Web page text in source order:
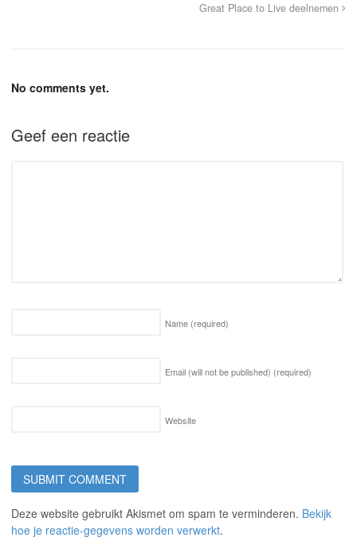
Great Place to Live deelnemen
No comments yet.
Geef een reactie
Name (required)
Email (will not be published) (required)
Website
Deze website gebruikt Akismet om spam te verminderen. Bekijk
hoe je reactie-gegevens worden verwerkt.